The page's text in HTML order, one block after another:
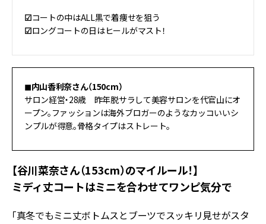
☑︎コートの中はALL黒で着痩せを狙う
☑︎ロングコートの日はヒールがマスト！
◼︎内山香利奈さん（150cm）
サロン経営・28歳 昨年脱サラして美容サロンを代官山にオ
ープン。ファッションは海外ブロガーのようなカッコいいシ
ンプルが得意。骨格タイプはストレート。
【谷川菜奈さん（153cm）のマイルール！】
ミディ丈コートはミニを合わせてワンピ気分で
「真冬でもミニ丈ボトムスとブーツでスッキリ見せがスタ